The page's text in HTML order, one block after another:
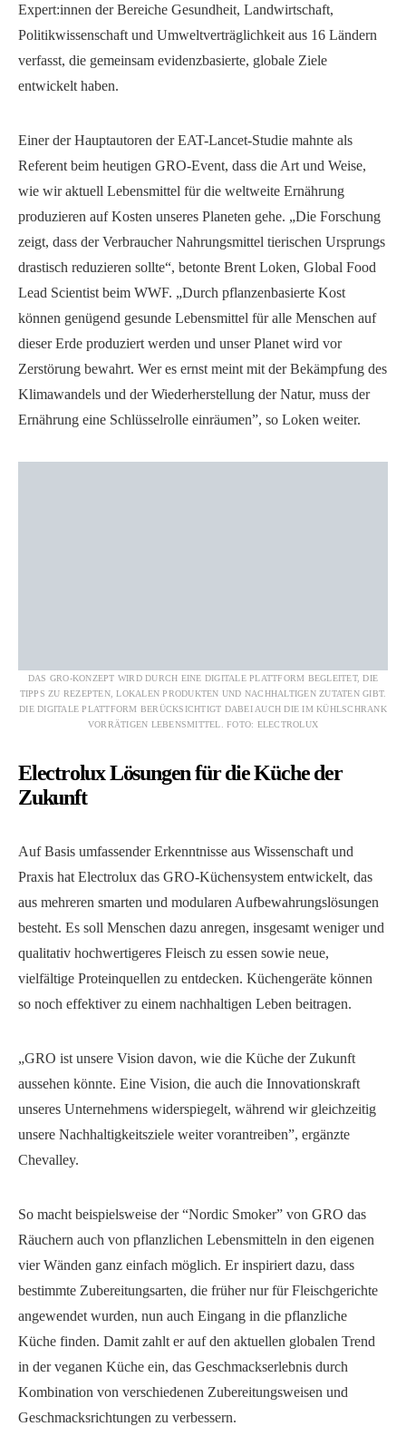
Expert:innen der Bereiche Gesundheit, Landwirtschaft,
Politikwissenschaft und Umweltverträglichkeit aus 16 Ländern
verfasst, die gemeinsam evidenzbasierte, globale Ziele
entwickelt haben.
Einer der Hauptautoren der EAT-Lancet-Studie mahnte als
Referent beim heutigen GRO-Event, dass die Art und Weise,
wie wir aktuell Lebensmittel für die weltweite Ernährung
produzieren auf Kosten unseres Planeten gehe. „Die Forschung
zeigt, dass der Verbraucher Nahrungsmittel tierischen Ursprungs
drastisch reduzieren sollte“, betonte Brent Loken, Global Food
Lead Scientist beim WWF. „Durch pflanzenbasierte Kost
können genügend gesunde Lebensmittel für alle Menschen auf
dieser Erde produziert werden und unser Planet wird vor
Zerstörung bewahrt. Wer es ernst meint mit der Bekämpfung des
Klimawandels und der Wiederherstellung der Natur, muss der
Ernährung eine Schlüsselrolle einräumen”, so Loken weiter.
DAS GRO-KONZEPT WIRD DURCH EINE DIGITALE PLATTFORM BEGLEITET, DIE
TIPPS ZU REZEPTEN, LOKALEN PRODUKTEN UND NACHHALTIGEN ZUTATEN GIBT.
DIE DIGITALE PLATTFORM BERÜCKSICHTIGT DABEI AUCH DIE IM KÜHLSCHRANK
VORRÄTIGEN LEBENSMITTEL. FOTO: ELECTROLUX
Electrolux Lösungen für die Küche der
Zukunft
Auf Basis umfassender Erkenntnisse aus Wissenschaft und
Praxis hat Electrolux das GRO-Küchensystem entwickelt, das
aus mehreren smarten und modularen Aufbewahrungslösungen
besteht. Es soll Menschen dazu anregen, insgesamt weniger und
qualitativ hochwertigeres Fleisch zu essen sowie neue,
vielfältige Proteinquellen zu entdecken. Küchengeräte können
so noch effektiver zu einem nachhaltigen Leben beitragen.
„GRO ist unsere Vision davon, wie die Küche der Zukunft
aussehen könnte. Eine Vision, die auch die Innovationskraft
unseres Unternehmens widerspiegelt, während wir gleichzeitig
unsere Nachhaltigkeitsziele weiter vorantreiben”, ergänzte
Chevalley.
So macht beispielsweise der “Nordic Smoker” von GRO das
Räuchern auch von pflanzlichen Lebensmitteln in den eigenen
vier Wänden ganz einfach möglich. Er inspiriert dazu, dass
bestimmte Zubereitungsarten, die früher nur für Fleischgerichte
angewendet wurden, nun auch Eingang in die pflanzliche
Küche finden. Damit zahlt er auf den aktuellen globalen Trend
in der veganen Küche ein, das Geschmackserlebnis durch
Kombination von verschiedenen Zubereitungsweisen und
Geschmacksrichtungen zu verbessern.